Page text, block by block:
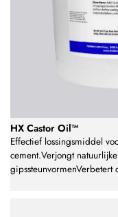
HX Castor Oil™
Effectief lossingsmiddel
cement.Verjongt
gipssteunvormenVerbetert